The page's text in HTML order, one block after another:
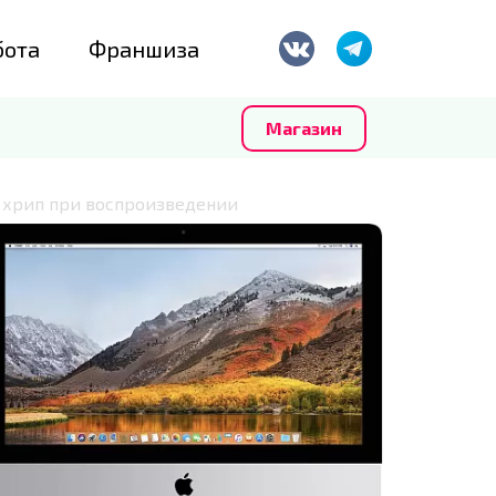
Франшиза
Магазин
при воспроизведении